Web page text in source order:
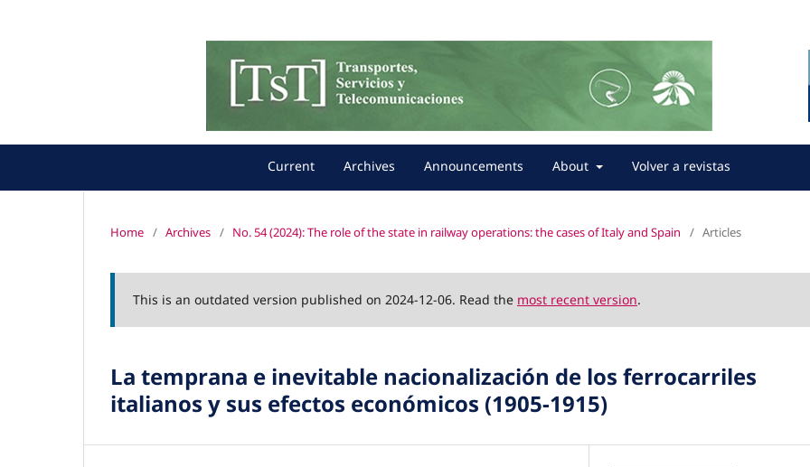
Current Archives Announcements About Volver a revistas
Home / Archives / No. 54 (2024): The role of the state in railway operations: the cases of Italy and Spain / Articles
This is an outdated version published on 2024-12-06. Read the most recent version.
La temprana e inevitable nacionalización de los ferrocarriles
italianos y sus efectos económicos (1905-1915)